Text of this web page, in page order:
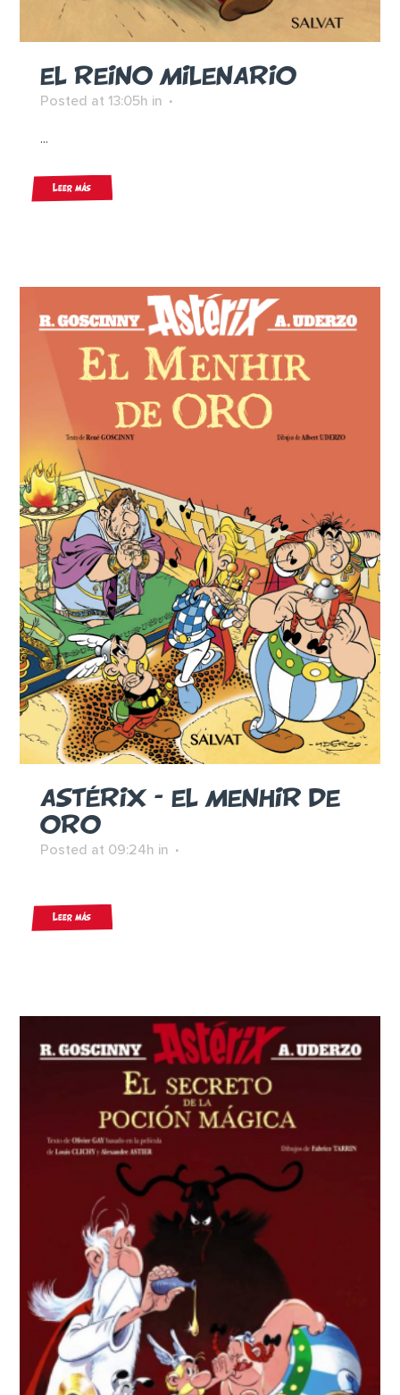
EL REINO MILENARIO
Posted at 13:05h in
...
Leer más
ASTÉRIX – EL MENHIR DE
ORO
Posted at 09:24h in
Leer más